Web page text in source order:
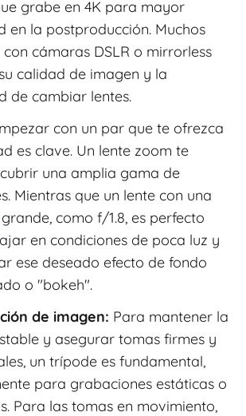
grabe en 4K para mayor
en la postproducción. Muchos
cámaras DSLR o mirrorless
calidad de imagen y la
de cambiar lentes.
con un par que te ofrezca
es clave. Un lente zoom te
una amplia gama de
Mientras que un lente con una
grande, como f/1.8, es perfecto
en condiciones de poca luz y
ese deseado efecto de fondo
o "bokeh".
de imagen: Para mantener la
y asegurar tomas firmes y
un trípode es fundamental,
para grabaciones estáticas o
Para las tomas en movimiento,